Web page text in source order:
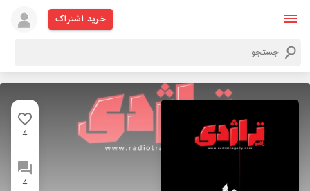
خرید اشتراک
4
4